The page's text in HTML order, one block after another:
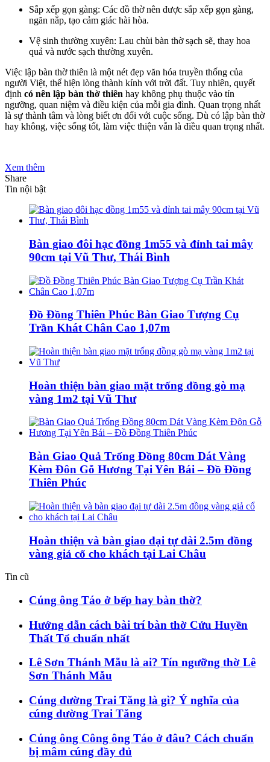
Sắp xếp gọn gàng: Các đồ thờ nên được sắp xếp gọn gàng,
ngăn nắp, tạo cảm giác hài hòa.
Vệ sinh thường xuyên: Lau chùi bàn thờ sạch sẽ, thay hoa
quả và nước sạch thường xuyên.
Việc lập bàn thờ thiên là một nét đẹp văn hóa truyền thống của
người Việt, thể hiện lòng thành kính với trời đất. Tuy nhiên, quyết
định có nên lập bàn thờ thiên hay không phụ thuộc vào tín
ngưỡng, quan niệm và điều kiện của mỗi gia đình. Quan trọng nhất
là sự thành tâm và lòng biết ơn đối với cuộc sống. Dù có lập bàn thờ
hay không, việc sống tốt, làm việc thiện vẫn là điều quan trọng nhất.
Xem thêm
Share
Tin nội bật
Bàn giao đôi hạc đồng 1m55 và đỉnh tai mây
90cm tại Vũ Thư, Thái Bình
Đồ Đồng Thiên Phúc Bàn Giao Tượng Cụ
Trần Khát Chân Cao 1,07m
Hoàn thiện bàn giao mặt trống đồng gò mạ
vàng 1m2 tại Vũ Thư
Bàn Giao Quả Trống Đồng 80cm Dát Vàng
Kèm Đôn Gỗ Hương Tại Yên Bái – Đồ Đồng
Thiên Phúc
Hoàn thiện và bàn giao đại tự dài 2.5m đồng
vàng giả cổ cho khách tại Lai Châu
Tin cũ
Cúng ông Táo ở bếp hay bàn thờ?
Hướng dẫn cách bài trí bàn thờ Cửu Huyền
Thất Tổ chuẩn nhất
Lê Sơn Thánh Mẫu là ai? Tín ngưỡng thờ Lê
Sơn Thánh Mẫu
Cúng dường Trai Tăng là gì? Ý nghĩa của
cúng dường Trai Tăng
Cúng ông Công ông Táo ở đâu? Cách chuẩn
bị mâm cúng đầy đủ